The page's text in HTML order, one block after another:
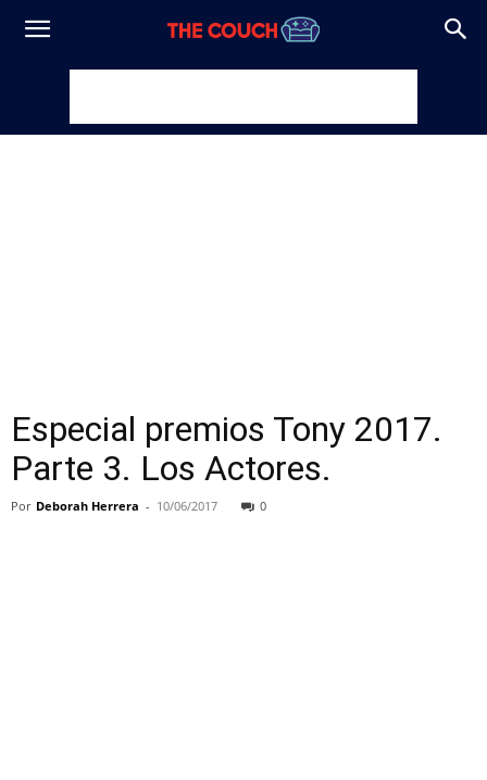
Especial premios Tony 2017.
Parte 3. Los Actores.
Por Deborah Herrera - 10/06/2017 0